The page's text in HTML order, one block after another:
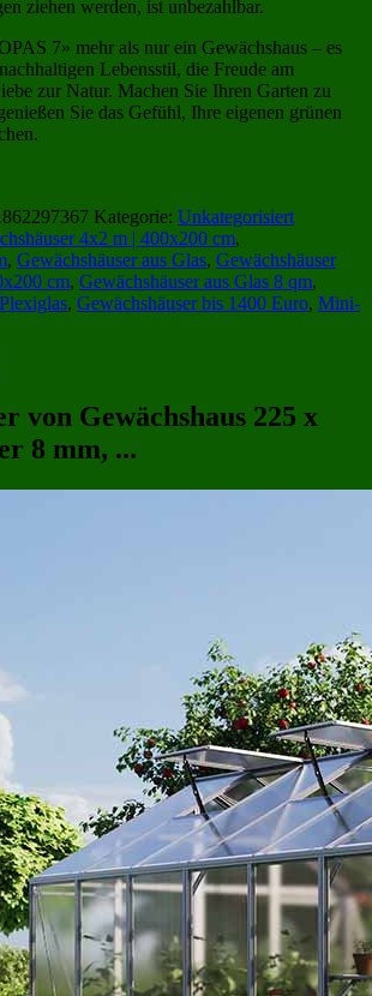
ziehen werden, ist unbezahlbar.
7» mehr als nur ein Gewächshaus – es
Lebensstil, die Freude am
zur Natur. Machen Sie Ihren Garten zu
Sie das Gefühl, Ihre eigenen grünen
Kategorie: Unkategorisiert
4x2 m | 400x200 cm,
, Gewächshäuser aus Glas, Gewächshäuser
cm, Gewächshäuser aus Glas 8 qm,
, Gewächshäuser bis 1400 Euro, Mini-
von Gewächshaus 225 x
8 mm, ...